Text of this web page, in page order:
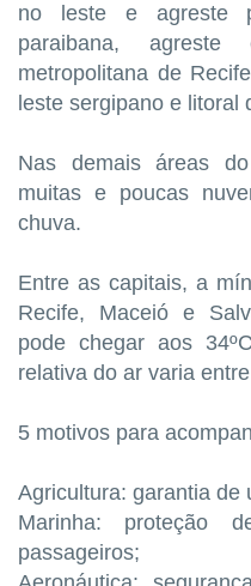
no leste e agreste
paraibana, agreste
metropolitana de
leste sergipano e litoral
Nas demais áreas
muitas e poucas
chuva.
Entre as capitais, a
Recife, Maceió e
pode chegar aos
relativa do ar varia
5 motivos para
Agricultura: garantia de
Marinha: proteção
passageiros;